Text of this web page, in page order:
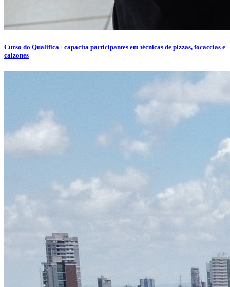
Curso do Qualifica+ capacita participantes em técnicas de pizzas, focaccias e
calzones